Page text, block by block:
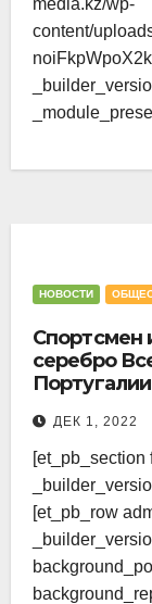
content/
НОВОСТИ
Спортсмен
серебро
Португалии
ДЕК 1, 2022
[et_pb_section
[et_pb_row